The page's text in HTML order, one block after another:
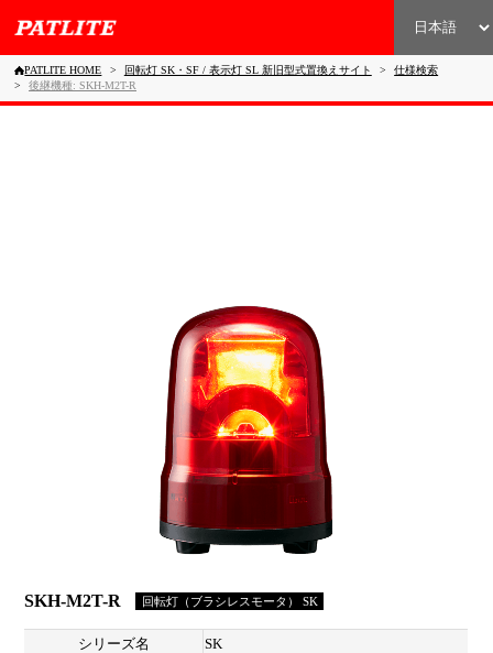
PATLITE HOME 回転灯 SK・SF / 表示灯 SL 新旧型式置換えサイト
仕様検索
後継機種: SKH-M2T-R
SKH-M2T-R 回転灯（ブラシレスモータ） SK
シリーズ名
SK